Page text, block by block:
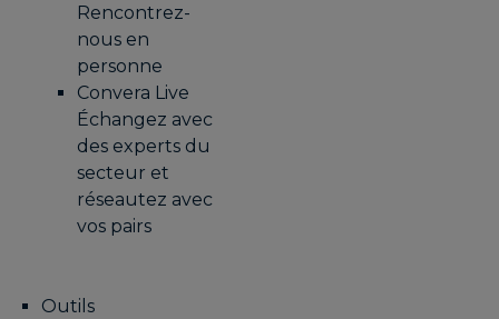
Rencontrez-
nous en
personne
Convera Live
Échangez avec
des experts du
secteur et
réseautez avec
vos pairs
Outils